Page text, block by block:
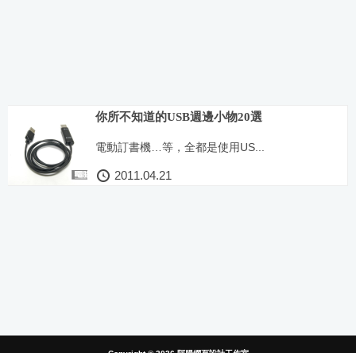
你所不知道的USB週邊小物20選
電動訂書機…等，全都是使用US...
2011.04.21